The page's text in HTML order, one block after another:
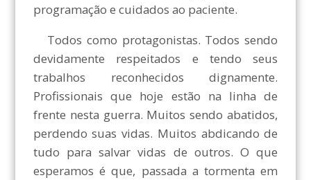
programação e cuidados ao paciente.
Todos como protagonistas. Todos sendo
devidamente respeitados e tendo seus
trabalhos reconhecidos dignamente.
Profissionais que hoje estão na linha de
frente nesta guerra. Muitos sendo abatidos,
perdendo suas vidas. Muitos abdicando de
tudo para salvar vidas de outros. O que
esperamos é que, passada a tormenta em